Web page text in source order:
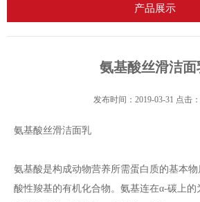
产品展示
氨基酸丝滑洁面
发布时间：2019-03-31 点击
氨基酸丝滑洁面乳
氨基酸是构成动物营养所需蛋白质的基本
酸性羧基的有机化合物。氨基连在α-碳上的